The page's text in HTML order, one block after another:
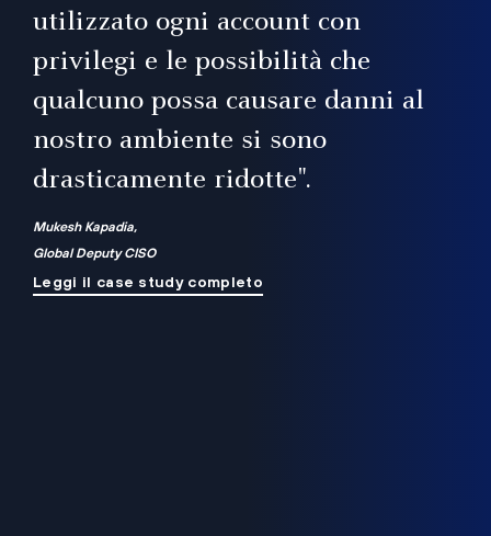
utilizzato ogni account con
privilegi e le possibilità che
qualcuno possa causare danni al
nostro ambiente si sono
drasticamente ridotte".
Mukesh Kapadia,
Global Deputy CISO
Leggi il case study completo